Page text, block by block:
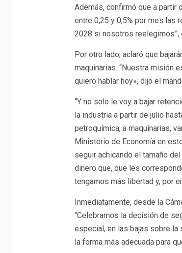
Además, confirmó que a partir
entre 0,25 y 0,5% por mes las
2028 si nosotros reelegimos”,
Por otro lado, aclaró que
maquinarias. “Nuestra misión
quiero hablar hoy», dijo el
“Y no solo le voy a bajar
la industria a partir de julio
petroquímica, a maquinarias,
Ministerio de Economía en
seguir achicando el tamaño
dinero que, que les
tengamos más libertad y, por
Inmediatamente, desde la
“Celebramos la decisión de
especial, en las bajas sobre la
la forma más adecuada para